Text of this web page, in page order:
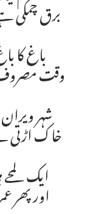
برق چمکی
باغ کا
وقت
شہر
خاک اڑتی
ایک لمحے
اور پھر